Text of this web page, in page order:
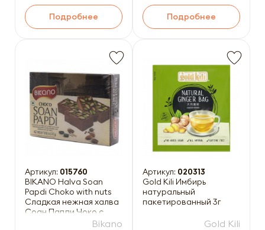
Подробнее Подробнее
Артикул: 015760
BIKANO Halva Soan
Papdi Choko with nuts
Сладкая нежная халва
Соан Папди Чоко с
Bikano
Артикул: 020313
Gold Kili Имбирь
натуральный
пакетированный 3г
Gold Kili